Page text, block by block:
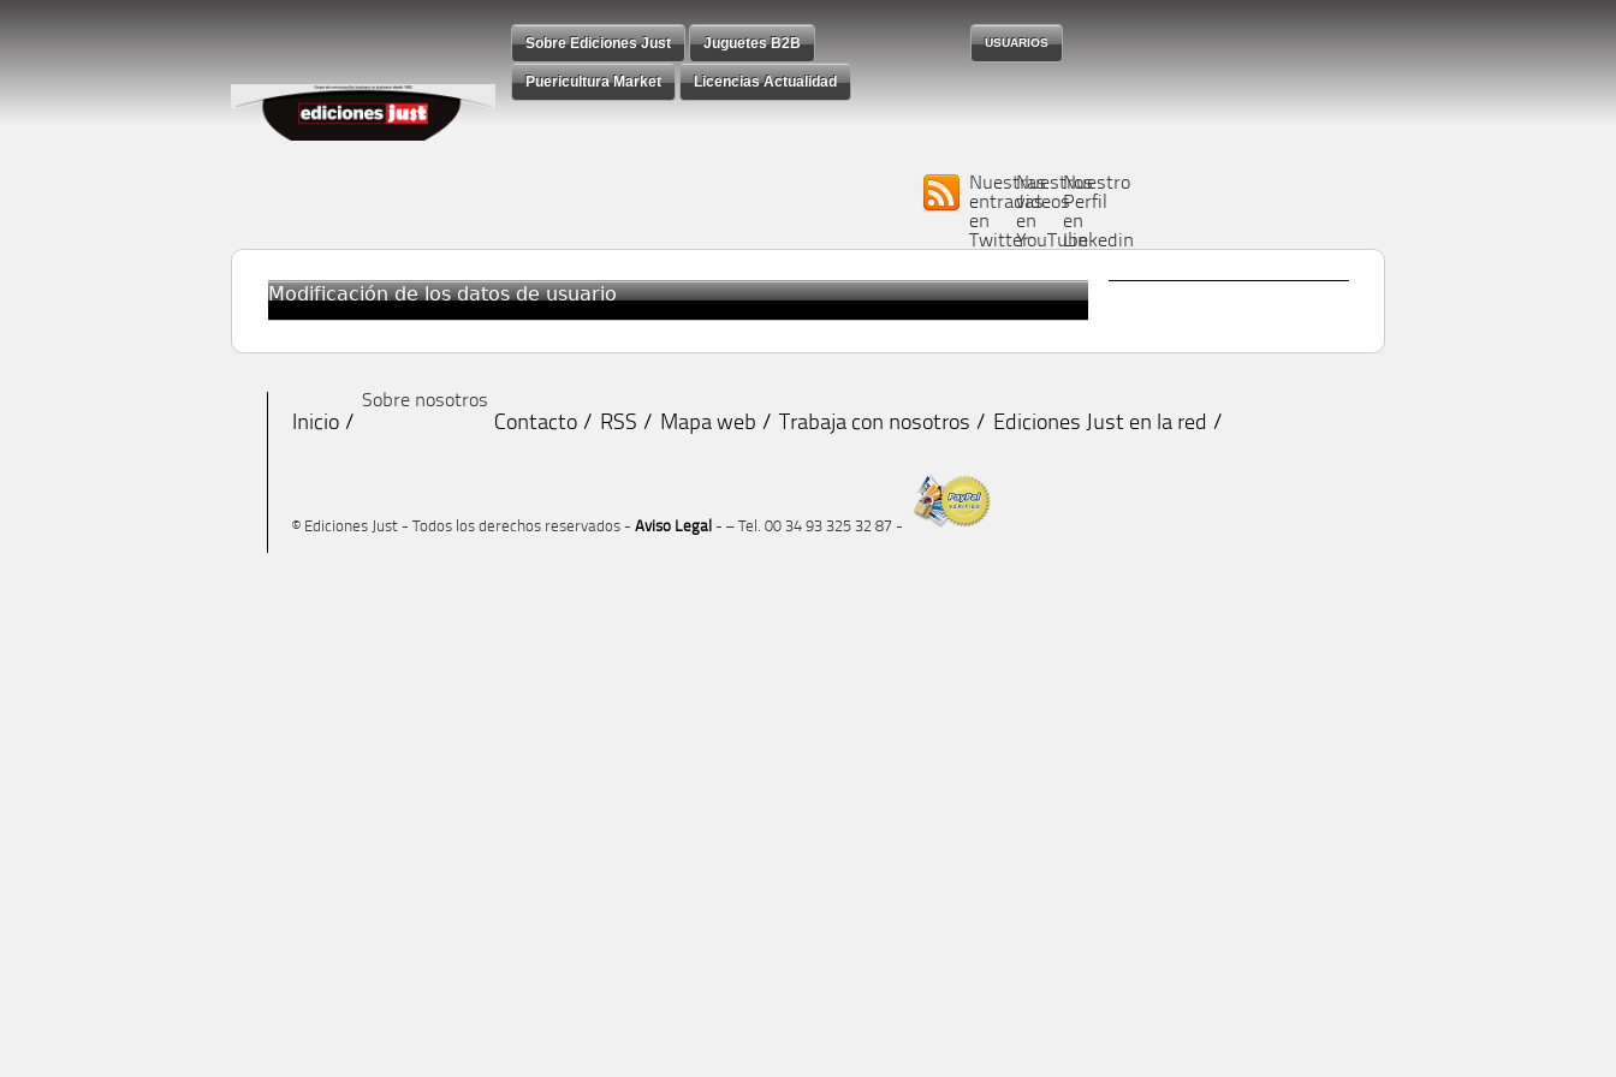
USUARIOS
Modificación de los datos de usuario
Inicio
Sobre nosotros
Contacto RSS Mapa web Trabaja con nosotros Ediciones Just en la red
Nuestras
entradas
en
Twitter
Nuestros
videos
en
YouTube
Nuestro
Perfil
en
Linkedin
© Ediciones Just - Todos los derechos reservados - Aviso Legal - – Tel. 00 34 93 325 32 87 -
Sobre Ediciones Just Juguetes B2B
Puericultura Market Licencias Actualidad